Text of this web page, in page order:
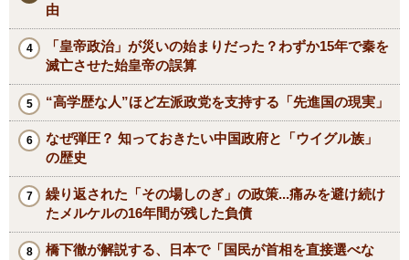
由
「皇帝政治」が災いの始まりだった？わずか15年で秦を
滅亡させた始皇帝の誤算
“高学歴な人”ほど左派政党を支持する「先進国の現実」
なぜ弾圧？ 知っておきたい中国政府と「ウイグル族」
の歴史
繰り返された「その場しのぎ」の政策...痛みを避け続け
たメルケルの16年間が残した負債
橋下徹が解説する、日本で「国民が首相を直接選べな